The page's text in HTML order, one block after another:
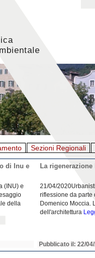
Sezioni Regionali
di Inu e
(INU) e
della
La
21/04/
riflessione da parte
Domenico Moccia.
dell'architettura
Pubblicato il: 22/